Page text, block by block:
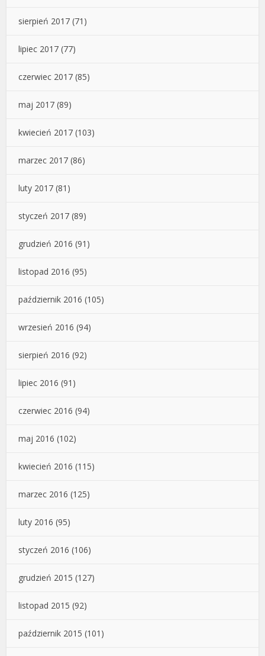
sierpień 2017 (71)
lipiec 2017 (77)
czerwiec 2017 (85)
maj 2017 (89)
kwiecień 2017 (103)
marzec 2017 (86)
luty 2017 (81)
styczeń 2017 (89)
grudzień 2016 (91)
listopad 2016 (95)
październik 2016 (105)
wrzesień 2016 (94)
sierpień 2016 (92)
lipiec 2016 (91)
czerwiec 2016 (94)
maj 2016 (102)
kwiecień 2016 (115)
marzec 2016 (125)
luty 2016 (95)
styczeń 2016 (106)
grudzień 2015 (127)
listopad 2015 (92)
październik 2015 (101)